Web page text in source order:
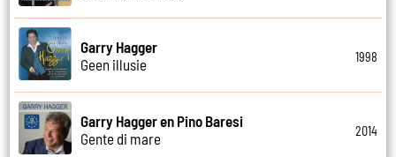
Garry Hagger
Geen illusie
1998
Garry Hagger en Pino Baresi
Gente di mare
2014